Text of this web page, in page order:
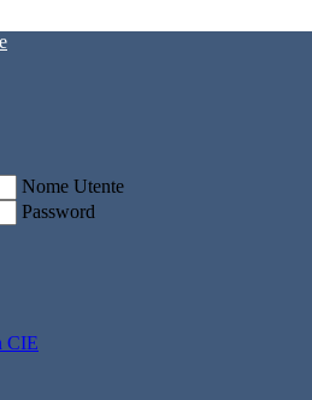
Nome Utente
Password
CIE